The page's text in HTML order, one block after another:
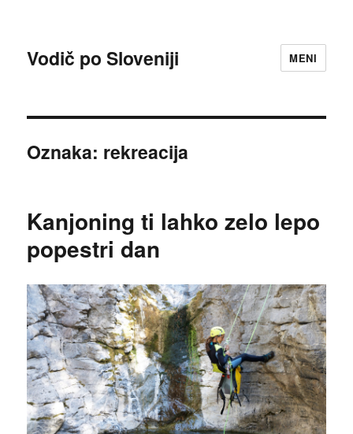
Vodič po Sloveniji MENI
Oznaka: rekreacija
Kanjoning ti lahko zelo lepo
popestri dan